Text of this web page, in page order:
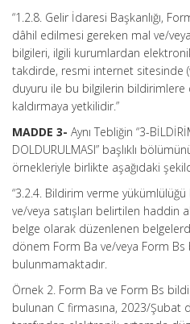
“1.2.8. Gelir İdaresi Başkanlığı,
dâhil edilmesi gereken mal ve/
bilgileri, ilgili kurumlardan
takdirde, resmi internet sitesinde
duyuru ile bu bilgilerin
kaldırmaya yetkilidir.”
MADDE 3- Aynı Tebliğin “3-
DOLDURULMASI” başlıklı
örnekleriyle birlikte aşağıdaki
“3.2.4. Bildirim verme
ve/veya satışları belirtilen haddin
belge olarak düzenlenen
dönem Form Ba ve/veya Form
bulunmamaktadır.
Örnek 2. Form Ba ve Form Bs
bulunan C firmasına, 2023/Şubat